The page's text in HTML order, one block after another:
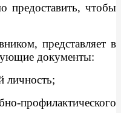
предоставить, чтобы
представляет в
документы:
личность;